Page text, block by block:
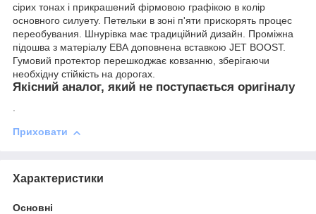
сірих тонах і прикрашений фірмовою графікою в колір
основного силуету. Петельки в зоні п'яти прискорять процес
переобувания. Шнурівка має традиційний дизайн. Проміжна
підошва з матеріалу ЕВА доповнена вставкою JET BOOST.
Гумовий протектор перешкоджає ковзанню, зберігаючи
необхідну стійкість на дорогах.
Якісний аналог, який не поступається оригіналу
.
Приховати
Характеристики
Основні